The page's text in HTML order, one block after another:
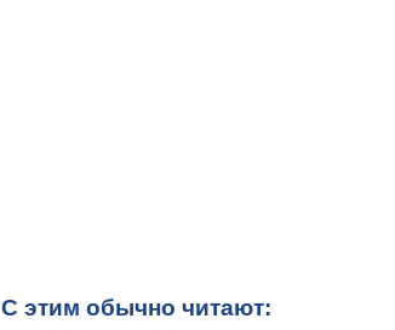
С этим обычно читают: